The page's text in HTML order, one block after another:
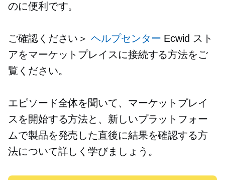
のに便利です。
ご確認ください＞ヘルプセンター Ecwid スト
アをマーケットプレイスに接続する方法をご
覧ください。
エピソード全体を聞いて、マーケットプレイ
スを開始する方法と、新しいプラットフォー
ムで製品を発売した直後に結果を確認する方
法について詳しく学びましょう。